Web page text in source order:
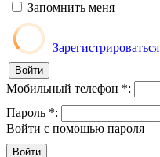
Запомнить меня
Зарегистрироваться
Мобильный телефон *:
Пароль *:
Войти с помощью пароля